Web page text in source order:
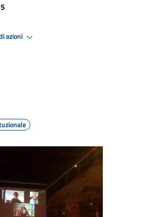
azioni